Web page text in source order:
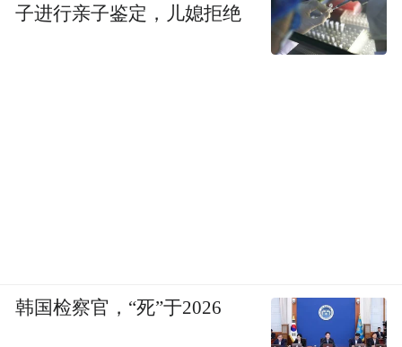
子进行亲子鉴定，儿媳拒绝
韩国检察官，“死”于2026